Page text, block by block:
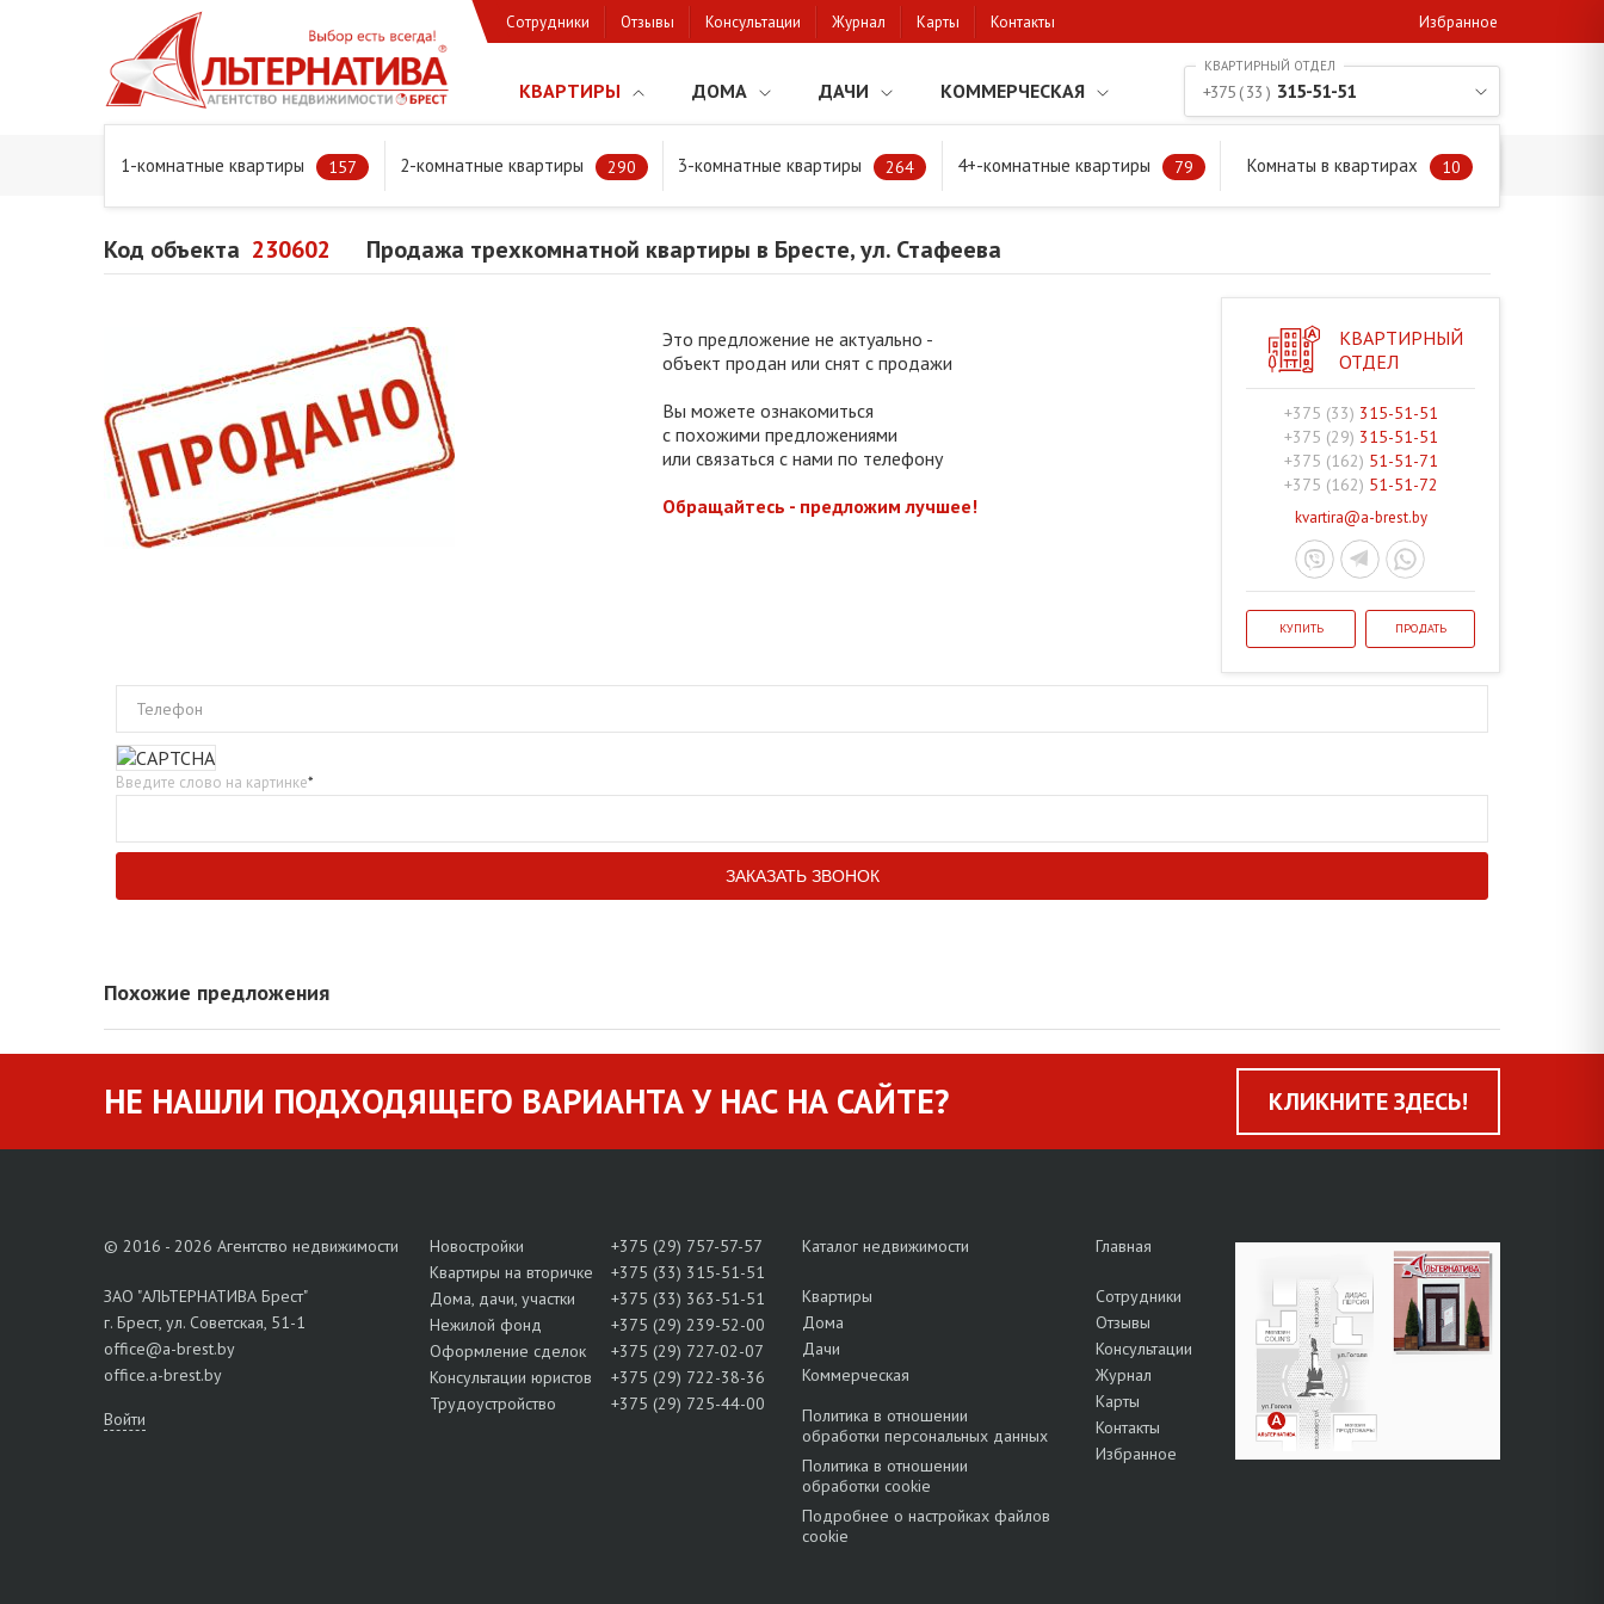
Сотрудники Отзывы Консультации Журнал Карты Контакты Избранное
КВАРТИРЫ ДОМА ДАЧИ КОММЕРЧЕСКАЯ
1-комнатные квартиры 157 2-комнатные квартиры 290 3-комнатные квартиры 264 4+-комнатные квартиры 79 Комнаты в квартирах 10
+375 ( 33 ) 315-51-51
Главная Предложения Квартиры Продажа трехкомнатной квартиры в Бресте, ул. Стафеева
Код объекта 230602 Продажа трехкомнатной квартиры в Бресте, ул. Стафеева
Это предложение не актуально -
объект продан или снят с продажи
Вы можете ознакомиться
с похожими предложениями
или связаться с нами по телефону
Обращайтесь - предложим лучшее!
КВАРТИРНЫЙ
ОТДЕЛ
+375 (33) 315-51-51
+375 (29) 315-51-51
+375 (162) 51-51-71
+375 (162) 51-51-72
kvartira@a-brest.by
КУПИТЬ ПРОДАТЬ
Телефон
Введите слово на картинке*
Похожие предложения
НЕ НАШЛИ ПОДХОДЯЩЕГО ВАРИАНТА У НАС НА САЙТЕ? КЛИКНИТЕ ЗДЕСЬ!
© 2016 - 2026 Агентство недвижимости
ЗАО "АЛЬТЕРНАТИВА Брест"
г. Брест, ул. Советская, 51-1
office@a-brest.by
office.a-brest.by
Войти
Новостройки
+375 (29) 757-57-57
Квартиры на вторичке
+375 (33) 315-51-51
Дома, дачи, участки
+375 (33) 363-51-51
Нежилой фонд
+375 (29) 239-52-00
Оформление сделок
+375 (29) 727-02-07
Консультации юристов
+375 (29) 722-38-36
Трудоустройство
+375 (29) 725-44-00
Каталог недвижимости
Квартиры
Дома
Дачи
Коммерческая
Политика в отношении
обработки персональных данных
Политика в отношении
обработки cookie
Подробнее о настройках файлов
cookie
Главная
Сотрудники
Отзывы
Консультации
Журнал
Карты
Контакты
Избранное